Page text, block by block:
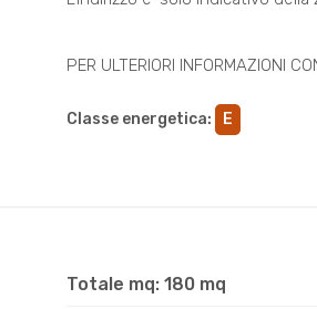
PER ULTERIORI INFORMAZIONI
Classe energetica: E
Totale mq: 180 mq